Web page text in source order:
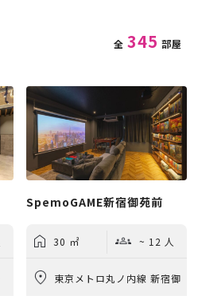
全 345 部屋
SpemoGAME新宿御苑前
30 ㎡ ~ 12 人
東京メトロ丸ノ内線 新宿御